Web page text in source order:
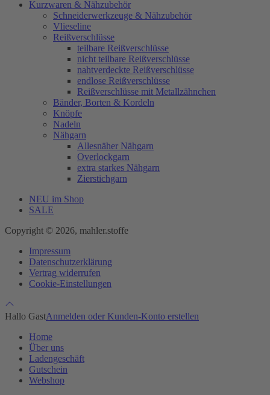
Kurzwaren & Nähzubehör
Schneiderwerkzeuge & Nähzubehör
Vlieseline
Reißverschlüsse
teilbare Reißverschlüsse
nicht teilbare Reißverschlüsse
nahtverdeckte Reißverschlüsse
endlose Reißverschlüsse
Reißverschlüsse mit Metallzähnchen
Bänder, Borten & Kordeln
Knöpfe
Nadeln
Nähgarn
Allesnäher Nähgarn
Overlockgarn
extra starkes Nähgarn
Zierstichgarn
NEU im Shop
SALE
Copyright © 2026, mahler.stoffe
Impressum
Datenschutzerklärung
Vertrag widerrufen
Cookie-Einstellungen
Hallo GastAnmelden oder Kunden-Konto erstellen
Home
Über uns
Ladengeschäft
Gutschein
Webshop